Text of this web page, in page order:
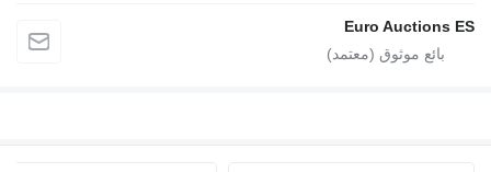
Euro Auctions ES